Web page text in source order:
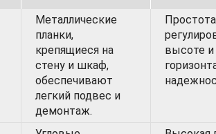
Металлические
планки,
крепящиеся на
стену и шкаф,
обеспечивают
легкий подвес и
демонтаж.
Простота
высоте и